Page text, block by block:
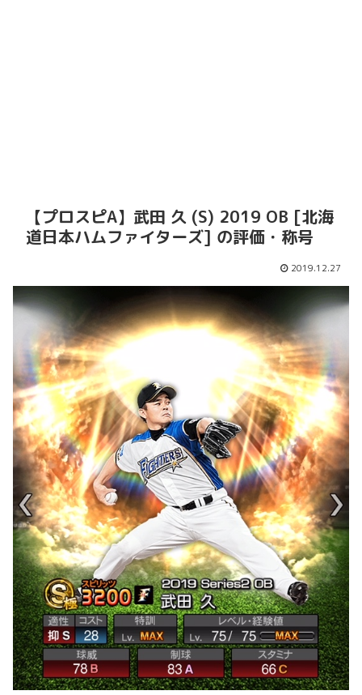
【プロスピA】武田 久 (S) 2019 OB [北海
道日本ハムファイターズ] の評価・称号
2019.12.27